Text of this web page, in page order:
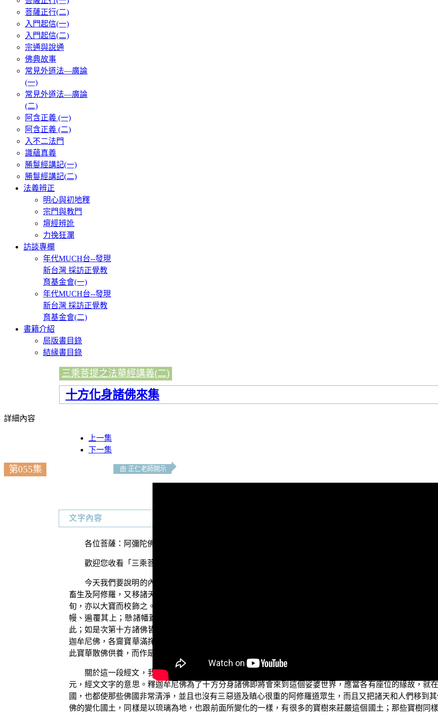
菩薩正行(二)
入門起信(一)
入門起信(二)
宗通與說通
佛典故事
常見外道法—廣論
(一)
常見外道法—廣論
(二)
阿含正義 (一)
阿含正義 (二)
入不二法門
識蘊真義
勝鬘經講記(一)
勝鬘經講記(二)
法義辨正
明心與初地釋
宗門與教門
壇經辨訛
力挽狂瀾
訪談專欄
年代MUCH台--發現
新台灣 採訪正覺教
育基金會(一)
年代MUCH台--發現
新台灣 採訪正覺教
育基金會(二)
書籍介紹
局版書目錄
結緣書目錄
三乘菩提之法華經講義(二)
十方化身諸佛來集
詳細內容
上一集
下一集
第055集 由 正仁老師開示
文字內容
各位菩薩：阿彌陀佛！
歡迎您收看「三乘菩提之法華經講義」。
今天我們要說明的內容，是以下的這一段經文：【釋迦牟尼佛為諸佛當來坐故，復於八方各更變二百
畜生及阿修羅，又移諸天、人置於他土。所化之國，亦以琉璃為地，寶樹莊嚴，樹高五百由旬，枝、葉、
旬，亦以大寶而校飾之。亦無大海、江河，及目真鄰陀山、摩訶目真鄰陀山、鐵圍山、大鐵圍山、須彌山
幔、遍覆其上；懸諸幡蓋，燒大寶香，諸天寶華遍布其地。爾時東方釋迦牟尼佛所分之身，百千萬億那
此；如是次第十方諸佛皆悉來集，坐於八方。爾時一一方，四百萬億那由他國土諸佛如來遍滿其中。是時
迦牟尼佛，各齎寶華滿掬而告之言：「善男子！汝往詣耆闍崛山釋迦牟尼佛所，如我辭曰：『少病、少惱
此寶華散佛供養，而作是言：『彼某甲佛，與欲開此寶塔。』」諸佛遣使，亦復如是。】
關於這一段經文，我們分成以下的兩個單元來討論：第一個單元，經文文字的意思；第二個單元，經
元，經文文字的意思。釋迦牟尼佛為了十方分身諸佛即將會來到這個娑婆世界，應當各有座位的緣故，就
國，也都使那些佛國非常清淨，並且也沒有三惡道及瞋心很重的阿修羅道眾生，而且又把諸天和人們移到
佛的變化國土，同樣是以琉璃為地，也跟前面所變化的一樣，有很多的寶樹來莊嚴這個國土；那些寶樹同